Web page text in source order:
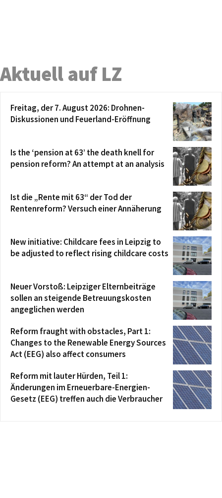
Aktuell auf LZ
Freitag, der 7. August 2026: Drohnen-
Diskussionen und Feuerland-Eröffnung
Is the ‘pension at 63’ the death knell for
pension reform? An attempt at an analysis
Ist die „Rente mit 63“ der Tod der
Rentenreform? Versuch einer Annäherung
New initiative: Childcare fees in Leipzig to
be adjusted to reflect rising childcare costs
Neuer Vorstoß: Leipziger Elternbeiträge
sollen an steigende Betreuungskosten
angeglichen werden
Reform fraught with obstacles, Part 1:
Changes to the Renewable Energy Sources
Act (EEG) also affect consumers
Reform mit lauter Hürden, Teil 1:
Änderungen im Erneuerbare-Energien-
Gesetz (EEG) treffen auch die Verbraucher